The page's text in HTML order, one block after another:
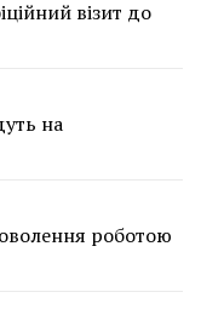
візит до
на
роботою